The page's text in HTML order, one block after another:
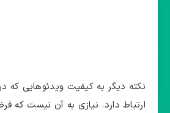
نکته دیگر به کیفیت ویدئوهایی
ارتباط دارد. نیازی به آن نیست که